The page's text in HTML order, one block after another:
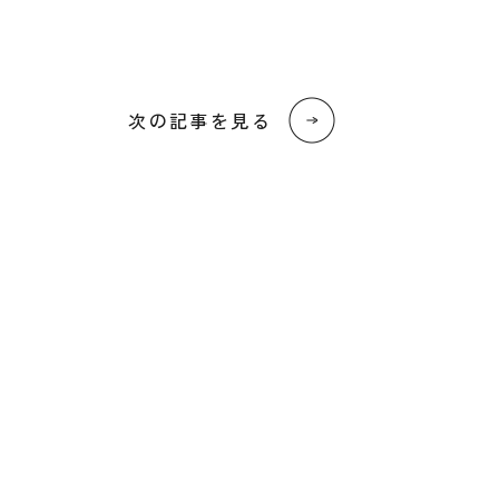
次の記事を見る